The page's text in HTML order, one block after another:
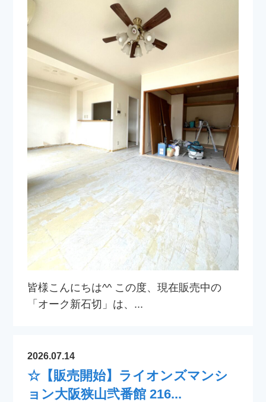
皆様こんにちは^^ この度、現在販売中の
「オーク新石切」は、...
2026.07.14
☆【販売開始】ライオンズマンシ
ョン大阪狭山弐番館 216...